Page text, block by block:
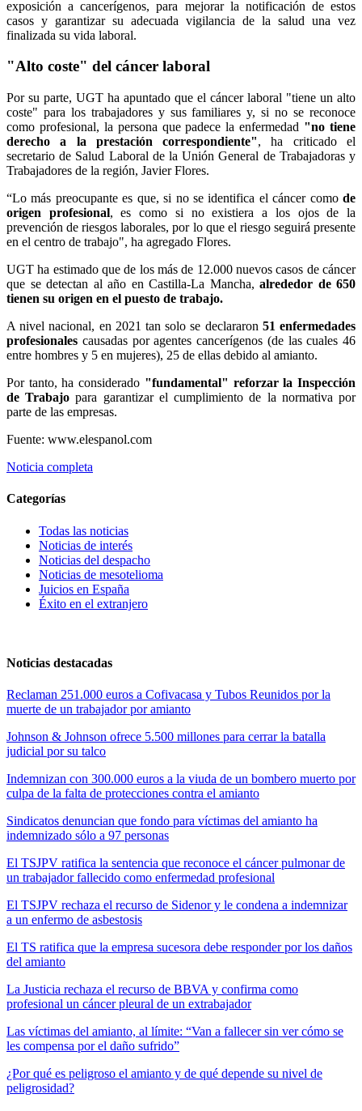
exposición a cancerígenos, para mejorar la notificación de estos
casos y garantizar su adecuada vigilancia de la salud una vez
finalizada su vida laboral.
"Alto coste" del cáncer laboral
Por su parte, UGT ha apuntado que el cáncer laboral "tiene un alto
coste" para los trabajadores y sus familiares y, si no se reconoce
como profesional, la persona que padece la enfermedad "no tiene
derecho a la prestación correspondiente", ha criticado el
secretario de Salud Laboral de la Unión General de Trabajadoras y
Trabajadores de la región, Javier Flores.
“Lo más preocupante es que, si no se identifica el cáncer comode
origen profesional, es como si no existiera a los ojos de la
prevención de riesgos laborales, por lo que el riesgo seguirá presente
en el centro de trabajo", ha agregado Flores.
UGT ha estimado que de los más de 12.000 nuevos casos de cáncer
que se detectan al año en Castilla-La Mancha, alrededor de 650
tienen su origen en el puesto de trabajo.
A nivel nacional, en 2021 tan solo se declararon 51 enfermedades
profesionales causadas por agentes cancerígenos (de las cuales 46
entre hombres y 5 en mujeres), 25 de ellas debido al amianto.
Por tanto, ha considerado "fundamental" reforzar la Inspección
de Trabajo para garantizar el cumplimiento de la normativa por
parte de las empresas.
Fuente: www.elespanol.com
Noticia completa
Categorías
Todas las noticias
Noticias de interés
Noticias del despacho
Noticias de mesotelioma
Juicios en España
Éxito en el extranjero
Noticias destacadas
Reclaman 251.000 euros a Cofivacasa y Tubos Reunidos por la
muerte de un trabajador por amianto
Johnson & Johnson ofrece 5.500 millones para cerrar la batalla
judicial por su talco
Indemnizan con 300.000 euros a la viuda de un bombero muerto por
culpa de la falta de protecciones contra el amianto
Sindicatos denuncian que fondo para víctimas del amianto ha
indemnizado sólo a 97 personas
El TSJPV ratifica la sentencia que reconoce el cáncer pulmonar de
un trabajador fallecido como enfermedad profesional
El TSJPV rechaza el recurso de Sidenor y le condena a indemnizar
a un enfermo de asbestosis
El TS ratifica que la empresa sucesora debe responder por los daños
del amianto
La Justicia rechaza el recurso de BBVA y confirma como
profesional un cáncer pleural de un extrabajador
Las víctimas del amianto, al límite: “Van a fallecer sin ver cómo se
les compensa por el daño sufrido”
¿Por qué es peligroso el amianto y de qué depende su nivel de
peligrosidad?